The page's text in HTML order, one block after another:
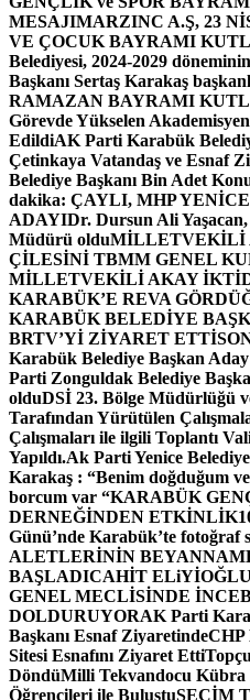
MESAJIMARZINC A.Ş, 23
VE ÇOCUK BAYRAMI
Belediyesi, 2024-2029
Başkanı Sertaş Karakaş
RAMAZAN BAYRAMI
Görevde Yükselen
EdildiAK Parti Karabük
Çetinkaya Vatandaş ve Esnaf
Belediye Başkanı Bin Adet
dakika: ÇAYLI, MHP
ADAYIDr. Dursun Ali
Müdürü olduMİLLETVEKİLİ
ÇİLESİNİ TBMM GENEL
MİLLETVEKİLİ AKAY
KARABÜK’E REVA
KARABÜK BELEDİYE
BRTV’Yİ ZİYARET ETTİ
Karabük Belediye Başkan
Parti Zonguldak Belediye
olduDSİ 23. Bölge Müdürlüğü
Tarafından Yürütülen
Çalışmaları ile ilgili Toplantı
Yapıldı.Ak Parti Yenice
Karakaş : “Benim doğduğum
borcum var “KARABÜK
DERNEĞİNDEN ETKİNLİK
Günü’nde Karabük’te fotoğraf
ALETLERİNİN
BAŞLADICAHİT
GENEL MECLİSİNDE
DOLDURUYORAK Parti
Başkanı Esnaf ZiyaretindeCHP
Sitesi Esnafını Ziyaret Etti
DöndüMilli Tekvandocu Kübra
Öğrencileri ile BuluştuSEÇİM